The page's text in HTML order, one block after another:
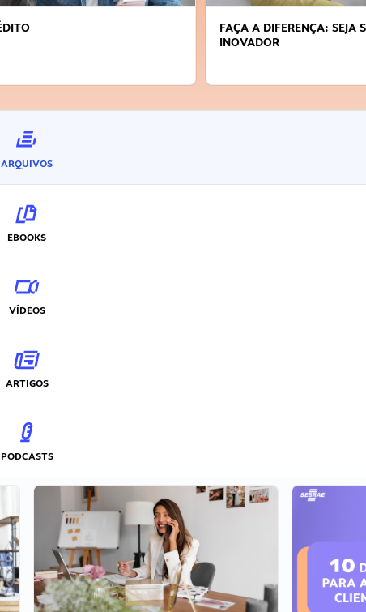
FAÇA A DIFERENÇA: SEJA SUSTENTÁVEL, SEJA
ARQUIVOS
EBOOKS
VÍDEOS
ARTIGOS
PODCASTS